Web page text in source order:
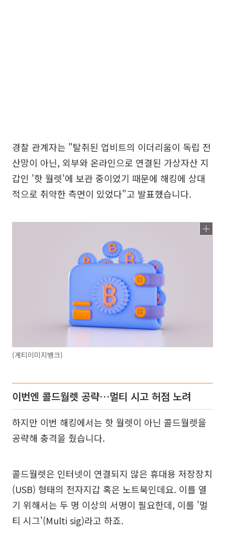
경찰 관계자는 "탈취된 업비트의 이더리움이 독립 전
산망이 아닌, 외부와 온라인으로 연결된 가상자산 지
갑인 '핫 월렛'에 보관 중이었기 때문에 해킹에 상대
적으로 취약한 측면이 있었다"고 발표했습니다.
(게티이미지뱅크)
이번엔 콜드월렛 공략…멀티 시고 허점 노려
하지만 이번 해킹에서는 핫 월렛이 아닌 콜드월렛을
공략해 충격을 줬습니다.
콜드월렛은 인터넷이 연결되지 않은 휴대용 저장장치
(USB) 형태의 전자지갑 혹은 노트북인데요. 이를 열
기 위해서는 두 명 이상의 서명이 필요한데, 이를 '멀
티 시그'(Multi sig)라고 하죠.